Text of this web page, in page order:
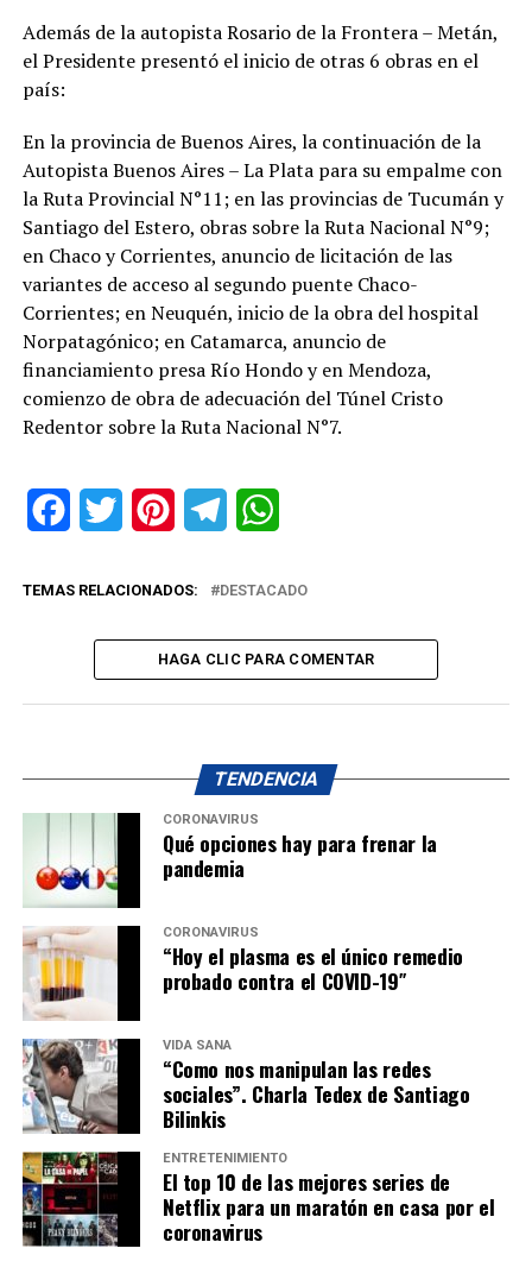
Además de la autopista Rosario de la Frontera – Metán,
el Presidente presentó el inicio de otras 6 obras en el
país:
En la provincia de Buenos Aires, la continuación de la
Autopista Buenos Aires – La Plata para su empalme con
la Ruta Provincial N°11; en las provincias de Tucumán y
Santiago del Estero, obras sobre la Ruta Nacional N°9;
en Chaco y Corrientes, anuncio de licitación de las
variantes de acceso al segundo puente Chaco-
Corrientes; en Neuquén, inicio de la obra del hospital
Norpatagónico; en Catamarca, anuncio de
financiamiento presa Río Hondo y en Mendoza,
comienzo de obra de adecuación del Túnel Cristo
Redentor sobre la Ruta Nacional N°7.
FacebookTwitter PinterestTelegram
TEMAS RELACIONADOS: DESTACADO
HAGA CLIC PARA COMENTAR
TENDENCIA
CORONAVIRUS
Qué opciones hay para frenar la
pandemia
CORONAVIRUS
“Hoy el plasma es el único remedio
probado contra el COVID-19″
VIDA SANA
“Como nos manipulan las redes
sociales”. Charla Tedex de Santiago
Bilinkis
ENTRETENIMIENTO
El top 10 de las mejores series de
Netflix para un maratón en casa por el
coronavirus